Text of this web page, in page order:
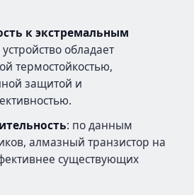
к экстремальным
устройство обладает
термостойкостью,
защитой и
: по данным
алмазный транзистор на
существующих